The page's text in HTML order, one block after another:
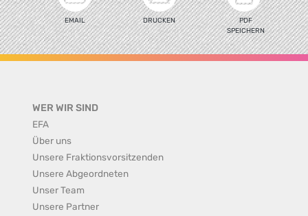
EMAIL DRUCKEN
PDF
SPEICHERN
WER WIR SIND
EFA
Über uns
Unsere Fraktionsvorsitzenden
Unsere Abgeordneten
Unser Team
Unsere Partner